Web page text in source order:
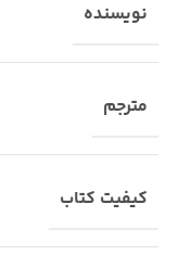
نویسنده
مترجم
کیفیت کتاب